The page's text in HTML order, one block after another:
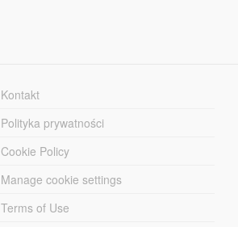
Kontakt
Polityka prywatności
Cookie Policy
Manage cookie settings
Terms of Use